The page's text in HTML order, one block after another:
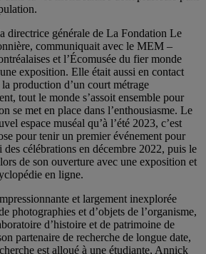
directrice générale de La Fondation Le
communiquait avec le MEM –
et l’Écomusée du fier monde
exposition. Elle était aussi en contact
production d’un court métrage
tout le monde s’assoit ensemble pour
se met en place dans l’enthousiasme. Le
espace muséal qu’à l’été 2023, c’est
pour tenir un premier événement pour
célébrations en décembre 2022, puis le
de son ouverture avec une exposition et
en ligne.
et largement inexplorée
photographies et d’objets de l’organisme,
d’histoire et de patrimoine de
partenaire de recherche de longue date,
est alloué à une étudiante, Annick